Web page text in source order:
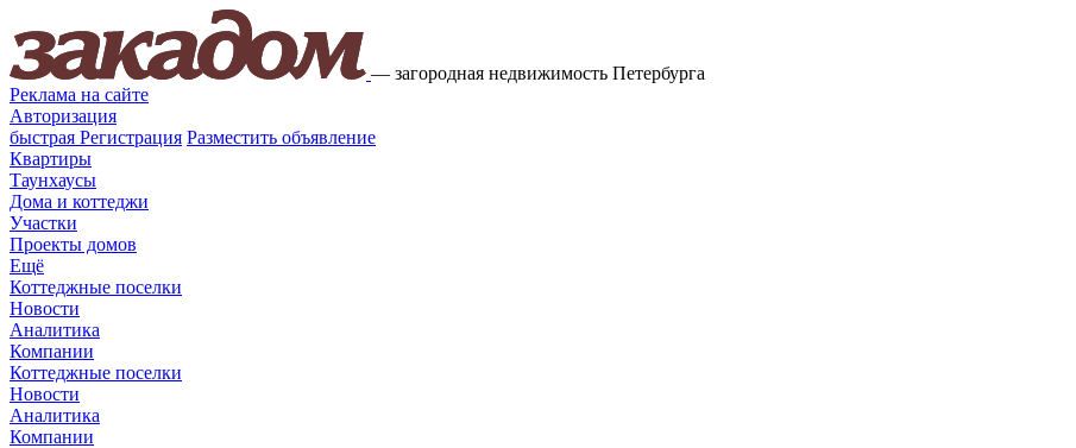
— загородная недвижимость Петербурга
Реклама на сайте
Авторизация
быстрая Регистрация Разместить объявление
Квартиры
Таунхаусы
Дома и коттеджи
Участки
Проекты домов
Ещё
Коттеджные поселки
Новости
Аналитика
Компании
Коттеджные поселки
Новости
Аналитика
Компании